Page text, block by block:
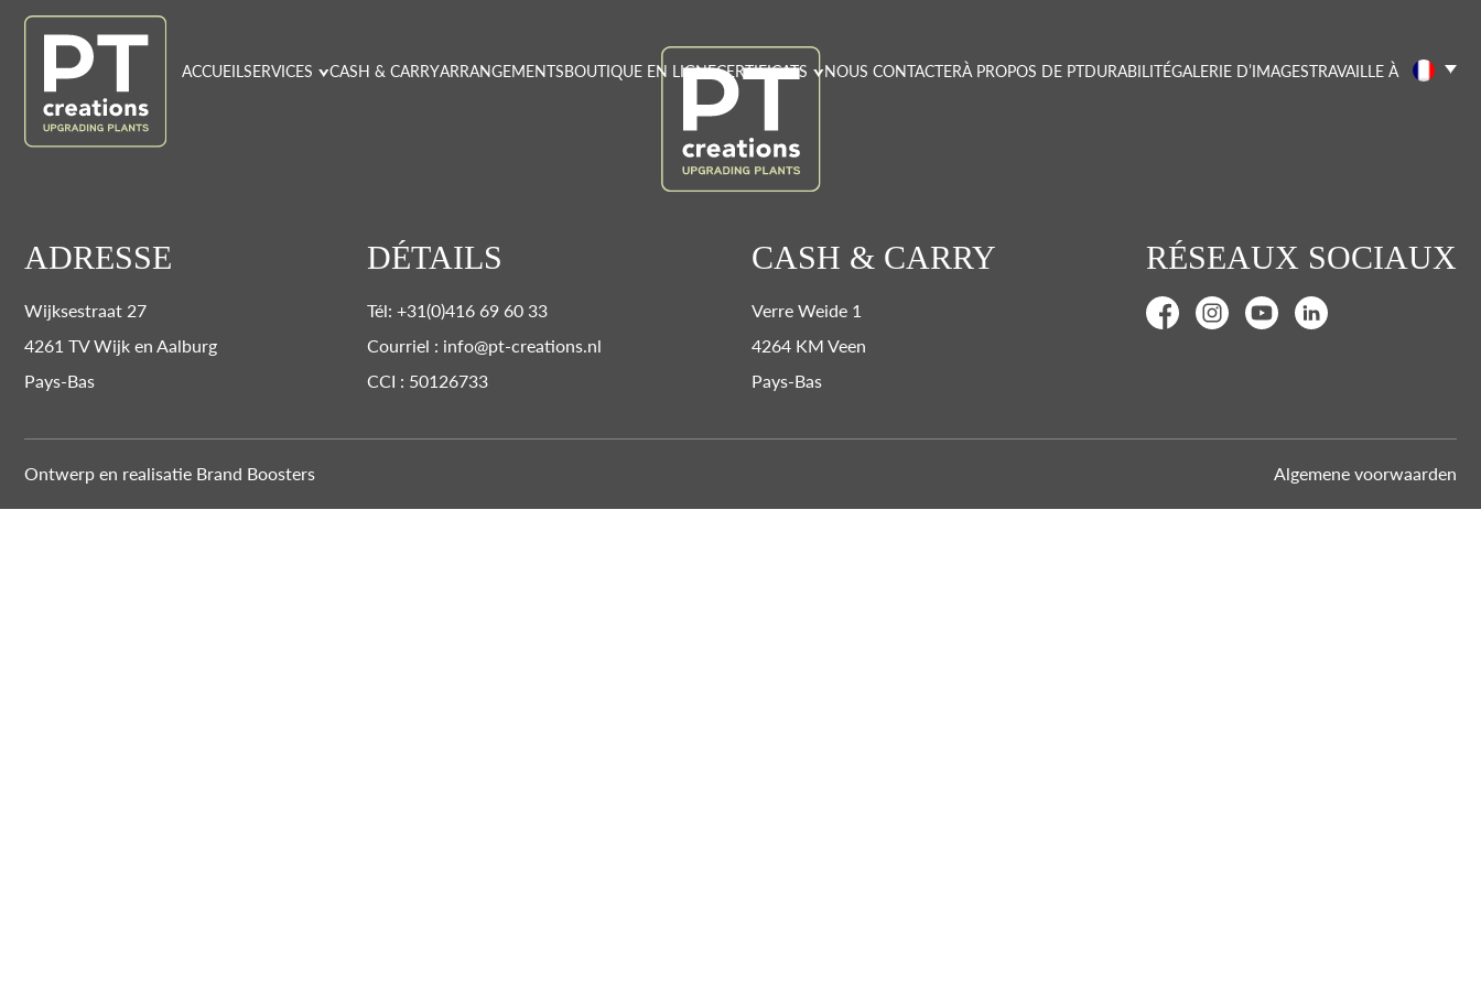
ACCUEILSERVICES CASH & CARRYARRANGEMENTSBOUTIQUE EN LIGNECERTIFICATS NOUS CONTACTERÀ PROPOS DE PTDURABILITÉGALERIE D’IMAGESTRAVAILLE À
ADRESSE
Wijksestraat 27
4261 TV Wijk en Aalburg
Pays-Bas
DÉTAILS
Tél: +31(0)416 69 60 33
Courriel : info@pt-creations.nl
CCI : 50126733
CASH & CARRY
Verre Weide 1
4264 KM Veen
Pays-Bas
RÉSEAUX SOCIAUX
Ontwerp en realisatie Brand Boosters Algemene voorwaarden